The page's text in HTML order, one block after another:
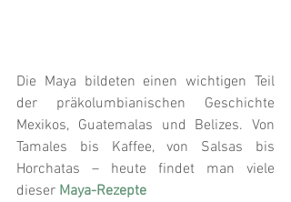
Die Maya bildeten einen wichtigen Teil
der präkolumbianischen Geschichte
Mexikos, Guatemalas und Belizes. Von
Tamales bis Kaffee, von Salsas bis
Horchatas – heute findet man viele
dieser Maya-Rezepte